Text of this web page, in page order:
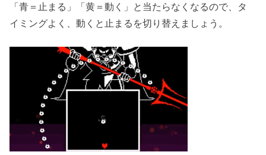
「青＝止まる」「黄＝動く」と当たらなくなるので、タ
イミングよく、動くと止まるを切り替えましょう。